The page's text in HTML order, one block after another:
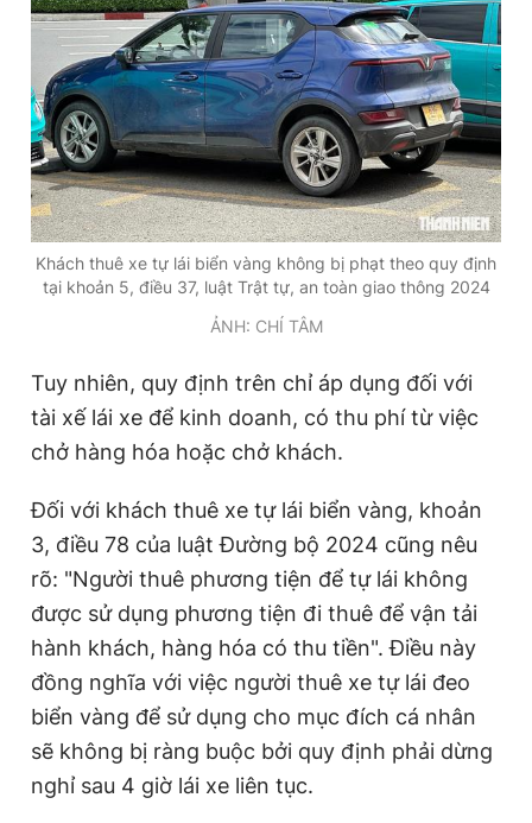
Khách thuê xe tự lái biển vàng không bị phạt theo quy định
tại khoản 5, điều 37, luật Trật tự, an toàn giao thông 2024
ẢNH: CHÍ TÂM
Tuy nhiên, quy định trên chỉ áp dụng đối với
tài xế lái xe để kinh doanh, có thu phí từ việc
chở hàng hóa hoặc chở khách.
Đối với khách thuê xe tự lái biển vàng, khoản
3, điều 78 của luật Đường bộ 2024 cũng nêu
rõ: "Người thuê phương tiện để tự lái không
được sử dụng phương tiện đi thuê để vận tải
hành khách, hàng hóa có thu tiền". Điều này
đồng nghĩa với việc người thuê xe tự lái đeo
biển vàng để sử dụng cho mục đích cá nhân
sẽ không bị ràng buộc bởi quy định phải dừng
nghỉ sau 4 giờ lái xe liên tục.